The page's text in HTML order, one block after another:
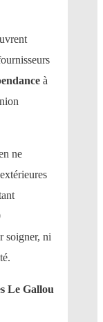
à
ne
soigner, ni
Le Gallou